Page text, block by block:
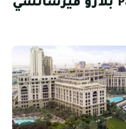
Palazzo Versace Dubai بلازو فيرساتشي